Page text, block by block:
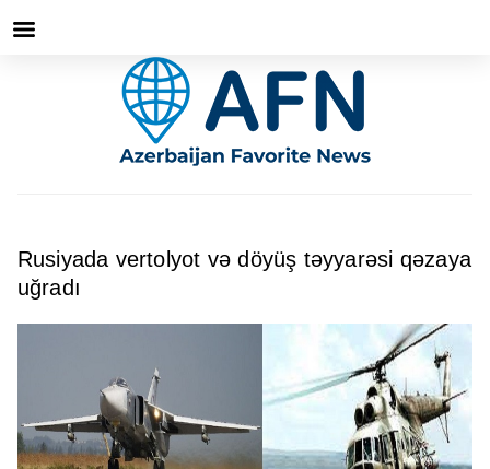
Rusiyada vertolyot və döyüş təyyarəsi qəzaya
uğradı